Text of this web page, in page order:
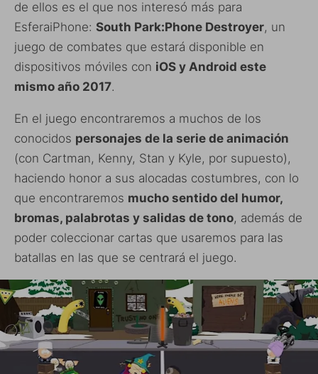
de ellos es el que nos interesó más para
EsferaiPhone: South Park:Phone Destroyer, un
juego de combates que estará disponible en
dispositivos móviles con iOS y Android este
mismo año 2017.
En el juego encontraremos a muchos de los
conocidos personajes de la serie de animación
(con Cartman, Kenny, Stan y Kyle, por supuesto),
haciendo honor a sus alocadas costumbres, con lo
que encontraremos mucho sentido del humor,
bromas, palabrotas y salidas de tono, además de
poder coleccionar cartas que usaremos para las
batallas en las que se centrará el juego.